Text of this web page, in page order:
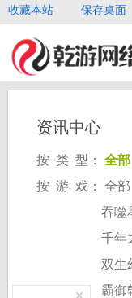
收藏本站 保存桌面
资讯中心
按 类 型： 全部
按 游 戏：
全部
吞噬
千年
双生
霸御